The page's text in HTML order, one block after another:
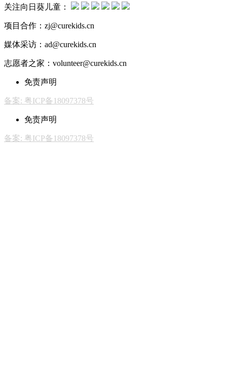
关注向日葵儿童：
项目合作：zj@curekids.cn
媒体采访：ad@curekids.cn
志愿者之家：volunteer@curekids.cn
免责声明
备案: 粤ICP备18097378号
免责声明
备案: 粤ICP备18097378号